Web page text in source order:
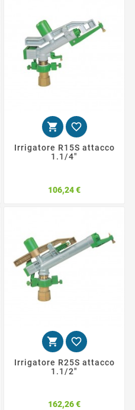
 
Irrigatore R15S attacco
1.1/4"
106,24 €Prezzo
 
Irrigatore R25S attacco
1.1/2"
162,26 €Prezzo